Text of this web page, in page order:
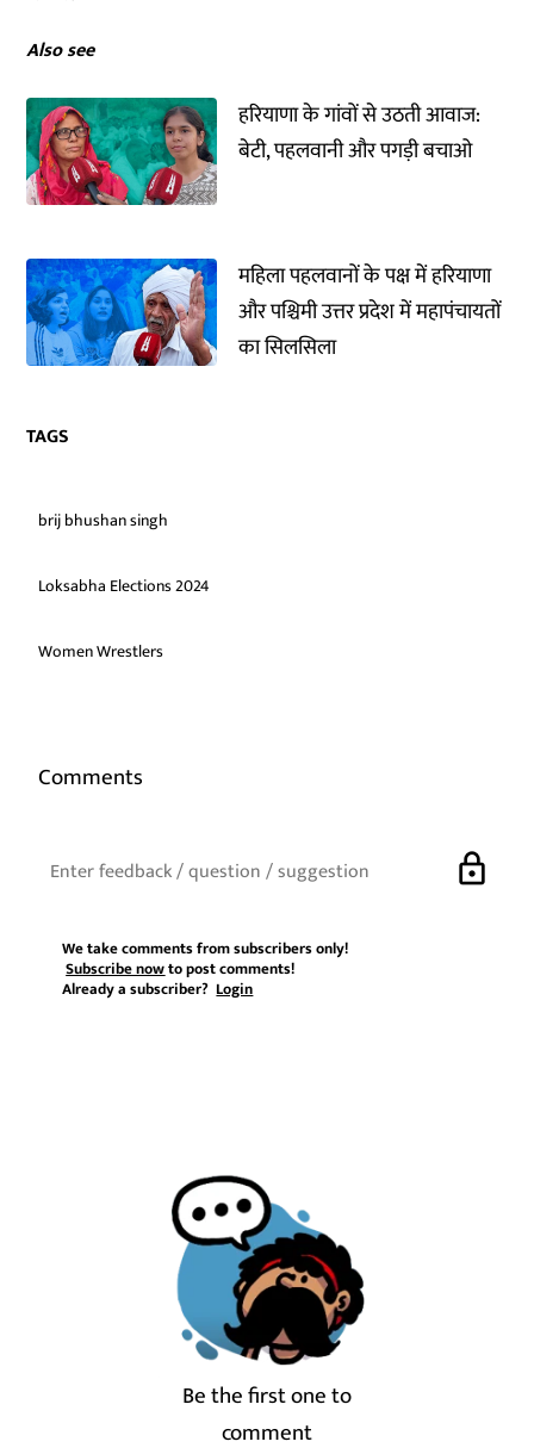
Also see
हरियाणा के गांवों से उठती आवाज:
बेटी, पहलवानी और पगड़ी बचाओ
महिला पहलवानों के पक्ष में हरियाणा
और पश्चिमी उत्तर प्रदेश में महापंचायतों
का सिलसिला
TAGS
brij bhushan singh
Loksabha Elections 2024
Women Wrestlers
Comments
lock
We take comments from subscribers only!
Subscribe nowto post comments!
Already a subscriber?Login
Be the first one to
comment